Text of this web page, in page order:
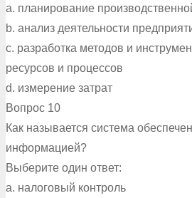
a. планирование
b. анализ деятельности
c. разработка методов и
ресурсов и процессов
d. измерение затрат
Вопрос 10
Как называется система
информацией?
Выберите один ответ:
a. налоговый контроль